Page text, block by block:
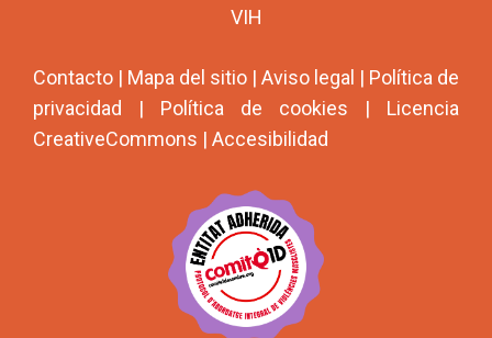
VIH
Contacto | Mapa del sitio | Aviso legal | Política de
privacidad | Política de cookies | Licencia
CreativeCommons | Accesibilidad